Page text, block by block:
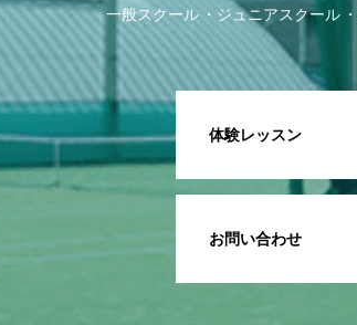
一般スクール ジュニアスクール
体験レッスン
お問い合わせ